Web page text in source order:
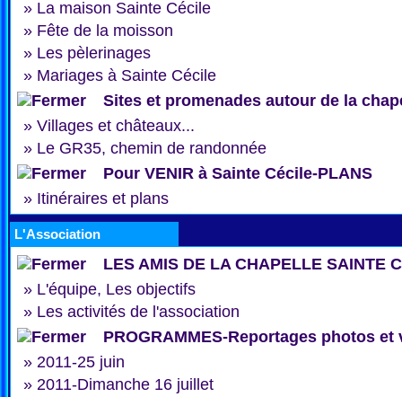
» La maison Sainte Cécile
» Fête de la moisson
» Les pèlerinages
» Mariages à Sainte Cécile
Sites et promenades autour de la
» Villages et châteaux...
» Le GR35, chemin de randonnée
Pour VENIR à Sainte Cécile-PLANS
» Itinéraires et plans
L'Association
LES AMIS DE LA CHAPELLE SAINTE
» L'équipe, Les objectifs
» Les activités de l'association
PROGRAMMES-Reportages photos et
» 2011-25 juin
» 2011-Dimanche 16 juillet